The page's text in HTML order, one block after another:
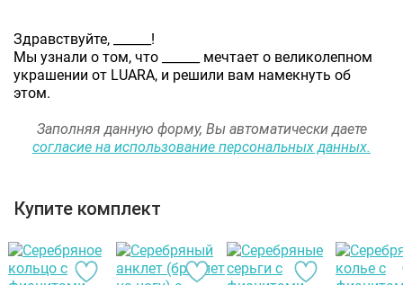
Здравствуйте,
!
Мы узнали о том, что
мечтает о великолепном
украшении от LUARA, и решили вам намекнуть об
этом.
Заполняя данную форму, Вы автоматически даете
согласие на использование персональных данных.
Купите комплект